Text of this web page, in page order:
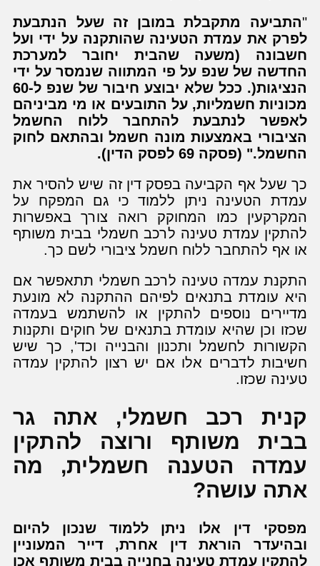
"התביעה מתקבלת במובן זה שעל הנתבעת
לפרק את עמדת הטעינה שהותקנה על ידי ועל
חשבונה (משעה שהבית יחובר למערכת
החדשה של שנפ על פי המתווה שנמסר על ידי
הנציגות(. ככל שלא יבוצע חיבור של שנפ ל-60
מכוניות חשמליות, על התובעים או מי מביניהם
לאפשר לנתבעת להתחבר ללוח החשמל
הציבורי באמצעות מונה חשמל ובהתאם לחוק
החשמל." (פסקה 69 לפסק הדין).
כך שעל אף הקביעה בפסק דין זה שיש להסיר את
עמדת הטעינה ניתן ללמוד כי גם המפקח על
המקרקעין כמו המחוקק רואה צורך באפשרות
להתקין עמדת טעינה לרכב חשמלי בבית משותף
או אף להתחבר ללוח חשמל ציבורי לשם כך.
התקנת עמדה טעינה לרכב חשמלי תתאפשר אם
היא עומדת בתנאים לפיהם ההתקנה לא מונעת
מדיירים נוספים להתקין או להשתמש בעמדה
שכזו וכן שהיא עומדת בתנאים של חוקים ותקנות
הקשורות לחשמל ותכנון והבנייה וכד', כך שיש
חשיבות לדברים אלו אם יש רצון להתקין עמדה
טעינה שכזו.
קנית רכב חשמלי, אתה גר
בבית משותף ורוצה להתקין
עמדה הטענה חשמלית, מה
אתה עושה?
מפסקי דין אלו ניתן ללמוד שנכון להיום
ובהיעדר הוראת דין אחרת, דייר המעוניין
להתקין עמדת טעינה בחנייה בבית משותף אכן